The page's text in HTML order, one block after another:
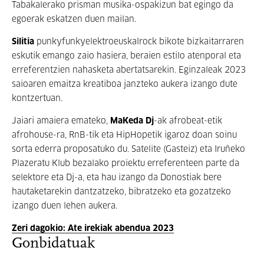
Tabakalerako prisman musika-ospakizun bat egingo da
egoerak eskatzen duen mailan.
Silitia punkyfunkyelektroeuskalrock bikote bizkaitarraren
eskutik emango zaio hasiera, beraien estilo atenporal eta
erreferentzien nahasketa abertatsarekin. Eginzaleak 2023
saioaren emaitza kreatiboa janzteko aukera izango dute
kontzertuan.
Jaiari amaiera emateko, MaKeda Dj -ak afrobeat-etik
afrohouse-ra, RnB-tik eta HipHopetik igaroz doan soinu
sorta ederra proposatuko du. Satelite (Gasteiz) eta Iruñeko
Plazeratu Klub bezalako proiektu erreferenteen parte da
selektore eta Dj-a, eta hau izango da Donostiak bere
hautaketarekin dantzatzeko, bibratzeko eta gozatzeko
izango duen lehen aukera.
Zeri dagokio: Ate irekiak abendua 2023
Gonbidatuak